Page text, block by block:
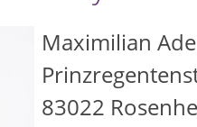
Maximilian
83022